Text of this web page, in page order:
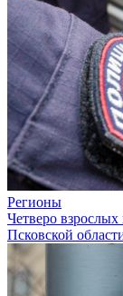
Регионы
Четверо
Псковской